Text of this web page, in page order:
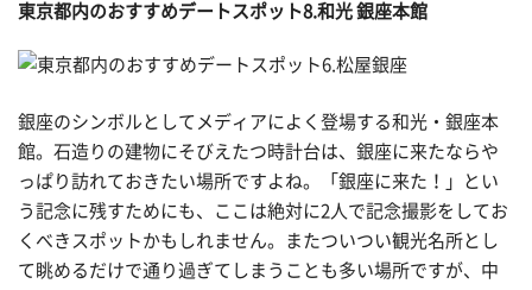
東京都内のおすすめデートスポット8.和光 銀座本館
銀座のシンボルとしてメディアによく登場する和光・銀座本
館。石造りの建物にそびえたつ時計台は、銀座に来たならや
っぱり訪れておきたい場所ですよね。「銀座に来た！」とい
う記念に残すためにも、ここは絶対に2人で記念撮影をしてお
くべきスポットかもしれません。またついつい観光名所とし
て眺めるだけで通り過ぎてしまうことも多い場所ですが、中